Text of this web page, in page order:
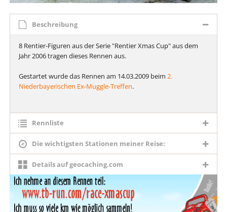
Beschreibung
8 Rentier-Figuren aus der Serie "Rentier Xmas Cup" aus dem
Jahr 2006 tragen dieses Rennen aus.
Gestartet wurde das Rennen am 14.03.2009 beim 2.
Niederbayerischen Ex-Muggle-Treffen.
Rennliste
Die wichtigsten Stationen meiner Reise:
Details auf geocaching.com